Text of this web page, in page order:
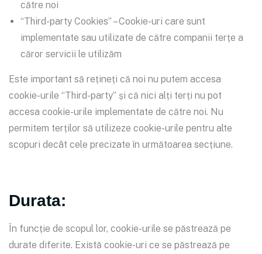
către noi
“Third-party Cookies” – Cookie-uri care sunt
implementate sau utilizate de către companii terțe a
căror servicii le utilizăm
Este important să rețineți că noi nu putem accesa
cookie-urile “Third-party” și că nici alți terți nu pot
accesa cookie-urile implementate de către noi. Nu
permitem terților să utilizeze cookie-urile pentru alte
scopuri decât cele precizate în următoarea secțiune.
Durata:
În funcție de scopul lor, cookie-urile se păstrează pe
durate diferite. Există cookie-uri ce se păstrează pe